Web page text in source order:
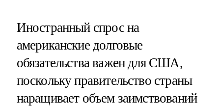
Иностранный спрос на
американские долговые
обязательства важен для США,
поскольку правительство страны
наращивает объем заимствований